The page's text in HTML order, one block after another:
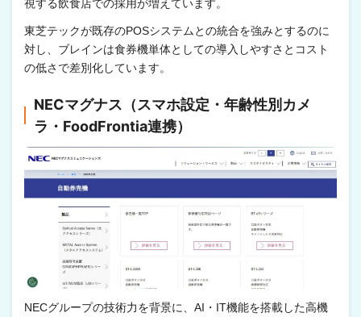
視する飲食店での採用が増えています。
東芝テックが既存のPOSシステムとの統合を強みとするのに
対し、ブレインは食券機単体としての導入しやすさとコスト
の低さで差別化しています。
NECマグナス（スマホ設定・年齢性別カメ
ラ・FoodFrontia連携）
NECグループの技術力を背景に、AI・IT機能を搭載した高機